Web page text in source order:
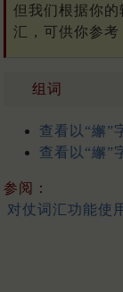
但我们根据你
汇，可供你参考
组词
查看以“繲”
查看以“繲”
参阅：
对仗词汇功能使